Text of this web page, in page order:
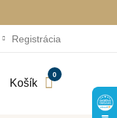
Registrácia
Košík
0